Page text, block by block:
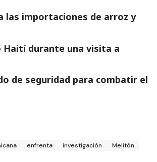
las importaciones de arroz y
Haití durante una visita a
de seguridad para combatir el
enfrenta investigación
Melitón